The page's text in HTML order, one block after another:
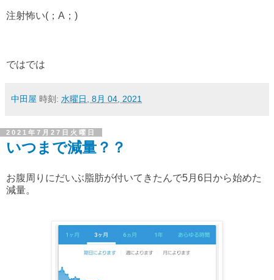
注射怖い(；A；)
ではでは
中田屋 時刻: 水曜日, 8月 04, 2021
2021年7月27日火曜日
いつまで減量？？
お腹周りにだいぶ脂肪が付いてきたんで5月6日から始めた
減量。